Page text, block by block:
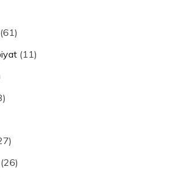
(61)
(11)
(26)